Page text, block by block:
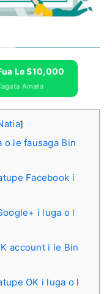
Le $10,000
Amata
]
o le fausaga Bin
Facebook i
i luga o l
account i le Bin
OK i luga o l